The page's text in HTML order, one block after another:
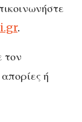
.
τον
ή